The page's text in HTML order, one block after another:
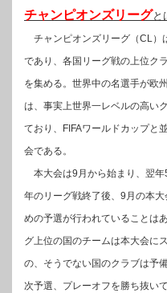
チャンピオンズリーグと
チャンピオンズリーグ（CL）
であり、各国リーグ戦の上位ク
を集める。世界中の名選手が欧
は、事実上世界一レベルの高い
ており、FIFAワールドカップと
会である。
本大会は9月から始まり、翌
年のリーグ戦終了後、9月の本
めの予選が行われていることは
グ上位の国のチームは本大会に
の、そうでない国のクラブは予
次予選、プレーオフを勝ち抜い